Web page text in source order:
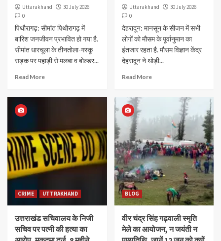
Uttarakhand
30 July 2026
0
पिथौरागढ़: सीमांत पिथौरागढ़ में
बारिश जनजीवन प्रभावित हो गया है.
सीमांत धारचूला के तीनतोला-गस्कू
सड़क पर पहाड़ी से मलबा व बोल्डर...
Read More
Uttarakhand
30 July 2026
0
देहरादून: मानसून के सीजन में सभी
लोगों को मौसम के पूर्वानुमान का
इंतजार रहता है. मौसम विज्ञान केंद्र
देहरादून ने थोड़ी...
Read More
CRIME UTTRAKHAND
उत्तराखंड सचिवालय के निजी
सचिव पर पत्नी की हत्या का
BLOG
वीर चंद्र सिंह गढ़वाली स्मृति
मेले का आयोजन, न जयंती न